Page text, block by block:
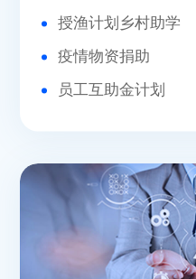
授渔计划乡村助学
疫情物资捐助
员工互助金计划